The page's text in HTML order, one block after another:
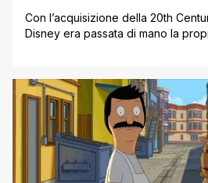
Con l’acquisizione della 20th
Disney era passata di mano la
fumetti da parte della Marvel. Se
Kennedy Johnson e Salvador
successo [']